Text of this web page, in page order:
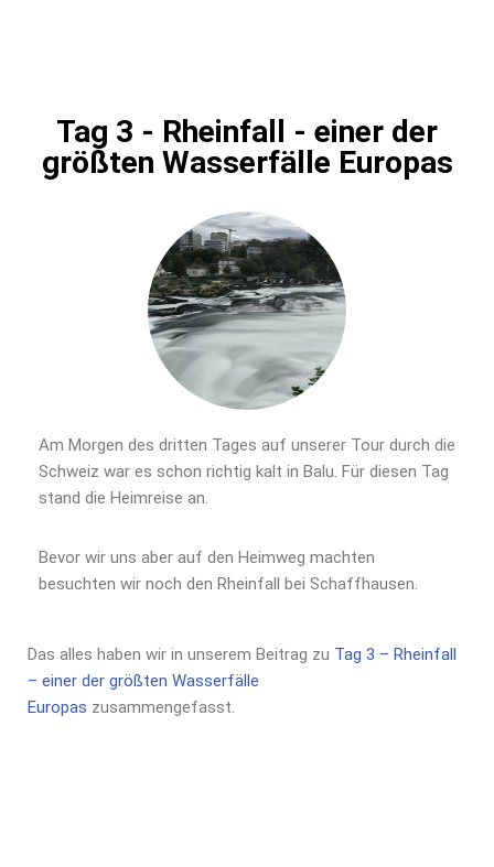
Tag 3 - Rheinfall - einer der
größten Wasserfälle Europas
Am Morgen des dritten Tages auf unserer Tour durch die
Schweiz war es schon richtig kalt in Balu. Für diesen Tag
stand die Heimreise an.
Bevor wir uns aber auf den Heimweg machten
besuchten wir noch den Rheinfall bei Schaffhausen.
Das alles haben wir in unserem Beitrag zu Tag 3 – Rheinfall
– einer der größten Wasserfälle
Europas zusammengefasst.